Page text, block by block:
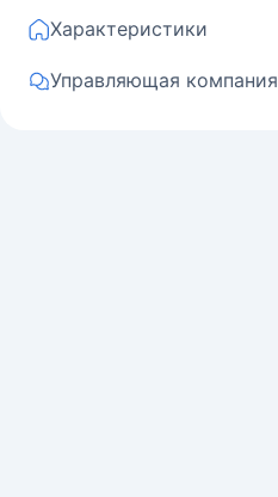
Характеристики
Управляющая компания